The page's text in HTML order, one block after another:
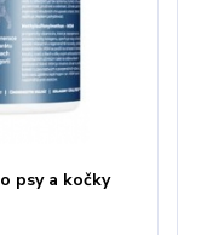
psy a kočky